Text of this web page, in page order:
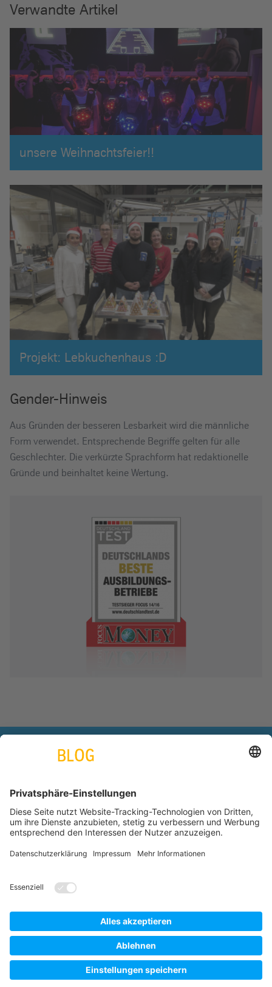
Verwandte Artikel
unsere Weihnachtsfeier!!
Projekt: Lebkuchenhaus :D
Gender-Hinweis
Aus Gründen der besseren Lesbarkeit wird die männliche
Form verwendet. Entsprechende Begriffe gelten für alle
Geschlechter. Die verkürzte Sprachform hat redaktionelle
Gründe und beinhaltet keine Wertung.
engineering. tomorrow. together.
www.thyssenkrupp.com